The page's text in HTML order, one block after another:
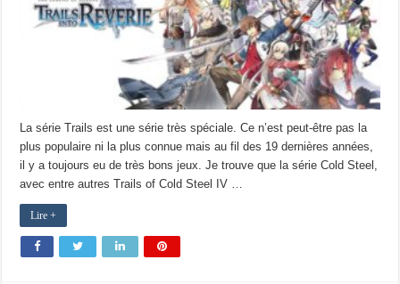
La série Trails est une série très spéciale. Ce n’est peut-être pas la
plus populaire ni la plus connue mais au fil des 19 dernières années,
il y a toujours eu de très bons jeux. Je trouve que la série Cold Steel,
avec entre autres Trails of Cold Steel IV …
Lire +